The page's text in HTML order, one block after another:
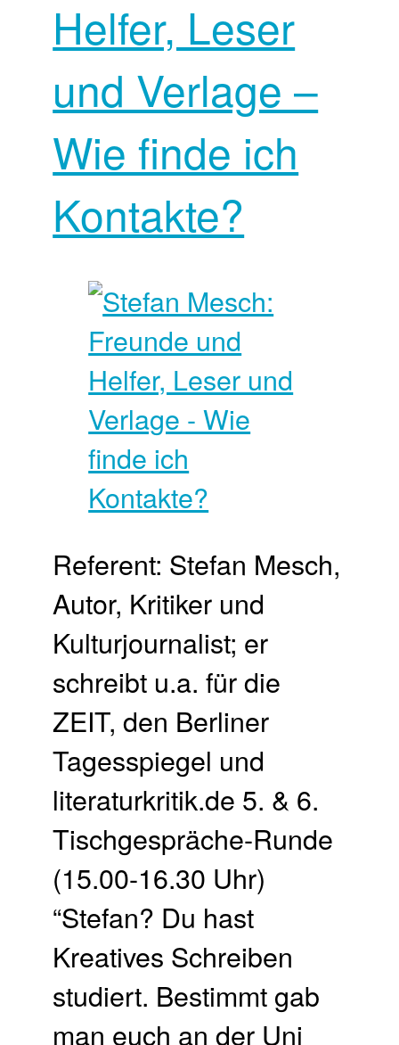
Helfer, Leser
und Verlage –
Wie finde ich
Kontakte?
Referent: Stefan Mesch,
Autor, Kritiker und
Kulturjournalist; er
schreibt u.a. für die
ZEIT, den Berliner
Tagesspiegel und
literaturkritik.de 5. & 6.
Tischgespräche-Runde
(15.00-16.30 Uhr)
“Stefan? Du hast
Kreatives Schreiben
studiert. Bestimmt gab
man euch an der Uni